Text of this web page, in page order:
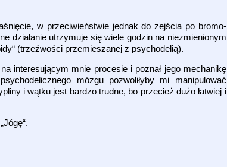
w przeciwieństwie jednak do zejścia po bromo-
działanie utrzymuje się wiele godzin na niezmienionym
(trzeźwości przemieszanej z psychodelią).
interesującym mnie procesie i poznał jego mechanikę
mózgu pozwoliłyby mi manipulować
i wątku jest bardzo trudne, bo przecież dużo łatwiej i